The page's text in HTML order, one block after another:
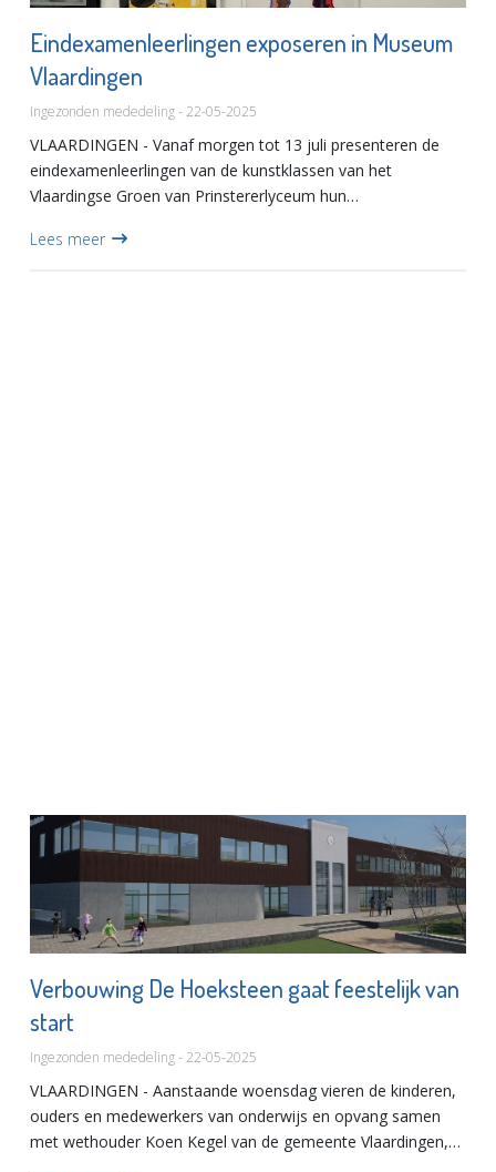
Eindexamenleerlingen exposeren in Museum
Vlaardingen
Ingezonden mededeling - 22-05-2025
VLAARDINGEN - Vanaf morgen tot 13 juli presenteren de
eindexamenleerlingen van de kunstklassen van het
Vlaardingse Groen van Prinstererlyceum hun
mavo, havo en vwo hebben de a...
Lees meer
Verbouwing De Hoeksteen gaat feestelijk van
start
Ingezonden mededeling - 22-05-2025
VLAARDINGEN - Aanstaande woensdag vieren de kinderen,
ouders en medewerkers van onderwijs en opvang samen
met wethouder Koen Kegel van de gemeente Vlaardingen,